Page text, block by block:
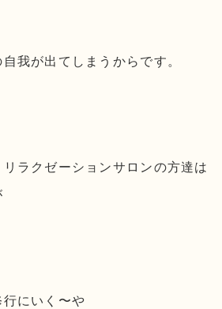
我が出てしまうからです。
ラクゼーションサロンの方達は
にいく〜や